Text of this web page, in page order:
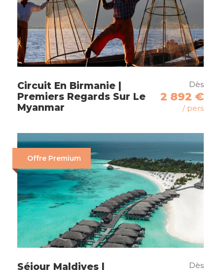
Saint Denis
Saint André
Hell-Bourg
Cirque de Salazie
Sainte-Suzanne
Saint-Benoit
Saint Philippe
Grand Anse
Saint Pierre
Plaine des Cafres
Cirque de Cilaos
Etang Salé
Circuit En Birmanie |
Premiers Regards Sur Le
Myanmar
Dès
2 892 €
/ pers
Offre Premium
Séjour Maldives |
Dès